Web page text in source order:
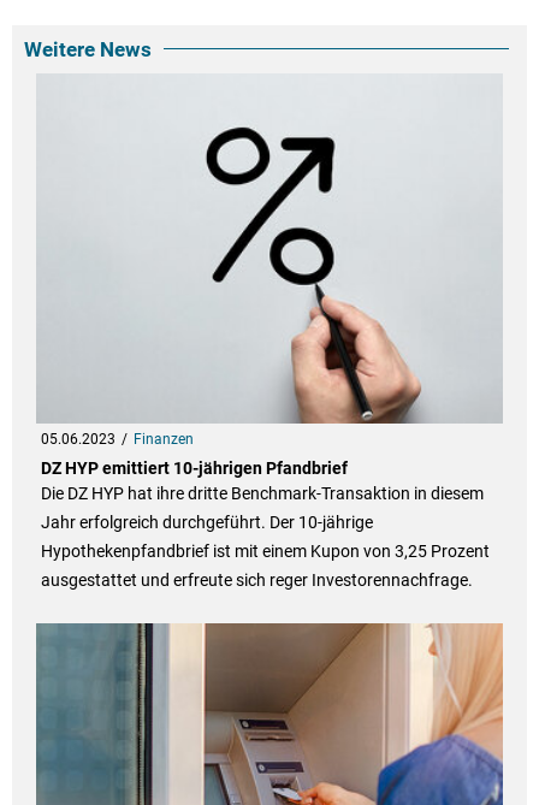
Weitere News
05.06.2023 Finanzen
DZ HYP emittiert 10-jährigen Pfandbrief
Die DZ HYP hat ihre dritte Benchmark-Transaktion in diesem
Jahr erfolgreich durchgeführt. Der 10-jährige
Hypothekenpfandbrief ist mit einem Kupon von 3,25 Prozent
ausgestattet und erfreute sich reger Investorennachfrage.